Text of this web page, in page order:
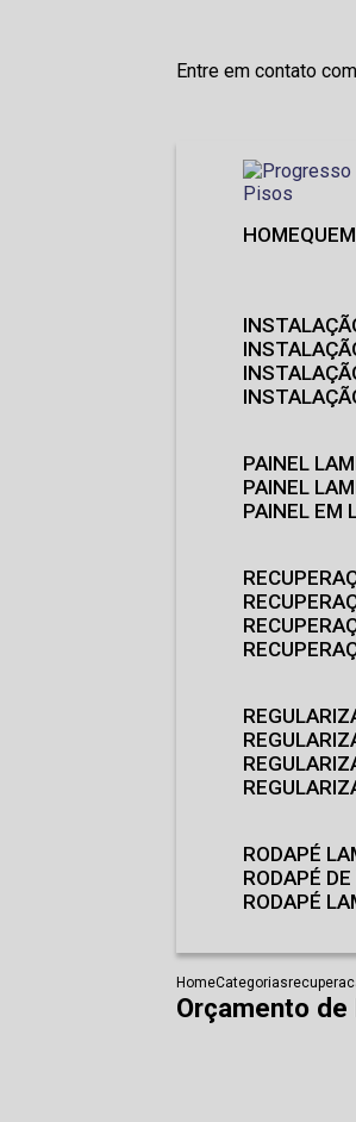
Entre em contato
HOME
PAINEL
PAINEL
PAINEL EM
RODAPÉ
RODAPÉ
RODAPÉ
HomeCategorias
Orçamento